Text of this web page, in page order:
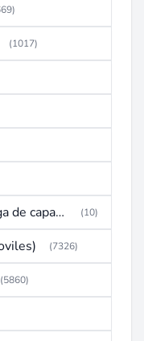
(1017)
CDI(Ignicion por descarga de capacitor) (10)
(7326)
(5860)